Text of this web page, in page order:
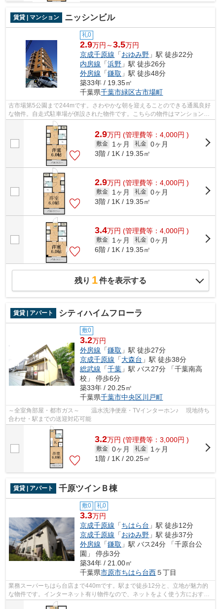
賃貸 | マンション ニッシンビル
礼0
2.9万円～3.5万円
京成千原線 「おゆみ野 」駅 徒歩22分
内房線 「浜野 」駅 徒歩26分
外房線 「鎌取 」駅 徒歩48分
築33年 / 19.35㎡
千葉県千葉市緑区古市場町
古市場第5公園まで244mです。さわやかな朝を迎えることのできる通風良好
な物件。自走式駐車場が併設された物件です。こちらの物件はマンションで
す。千葉市緑区エリアの賃貸情報は株式...
2.9万円 (管理費等：4,000円 )
敷金 1ヶ月 礼金 0ヶ月
3階 / 1K / 19.35㎡
2.9万円 (管理費等：4,000円 )
敷金 1ヶ月 礼金 0ヶ月
3階 / 1K / 19.35㎡
3.4万円 (管理費等：4,000円 )
敷金 1ヶ月 礼金 0ヶ月
6階 / 1K / 19.35㎡
残り 1件を表示する
賃貸 | アパート シティハイムフローラ
敷0
3.2万円
外房線 「鎌取 」駅 徒歩27分
京成千原線 「大森台 」駅 徒歩38分
総武線 「千葉 」駅 バス27分 「千葉南高
校」 停歩6分
築33年 / 20.25㎡
千葉県千葉市中央区川戸町
～全室角部屋・都市ガス～ 温水洗浄便座・TVインターホン♪ 現地待ち
合わせ・駅までの送迎対応可能
3.2万円 (管理費等：3,000円 )
敷金 0ヶ月 礼金
1ヶ月
1階 / 1K / 20.25㎡
賃貸 | アパート 千原ツインＢ棟
敷0 礼0
3.3万円
京成千原線 「ちはら台 」駅 徒歩12分
京成千原線 「おゆみ野 」駅 徒歩37分
外房線 「鎌取 」駅 バス24分 「千原台公
園」 停歩3分
築34年 / 21.00㎡
千葉県市原市ちはら台西５丁目
業務スーパーちはら台店まで440mです。駅まで徒歩12分と、立地が魅力的
な物件です。インターネット有り物件なので、ネットをよく使う方におすす
めです。ご来店予約やご質問などは043-3...